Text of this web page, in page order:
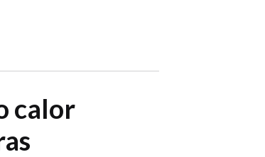
calor